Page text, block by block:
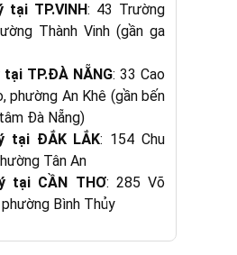
tại TP.VINH: 43 Trường
Thành Vinh (gần ga
TP.ĐÀ NẴNG: 33 Cao
phường An Khê (gần bến
Đà Nẵng)
tại ĐẮK LẮK: 154 Chu
Tân An
tại CẦN THƠ: 285 Võ
Bình Thủy